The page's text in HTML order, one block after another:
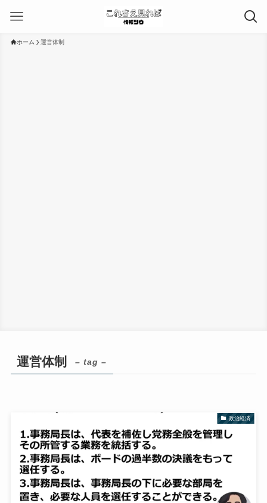
ホーム 運営体制
運営体制 – tag –
政治経済